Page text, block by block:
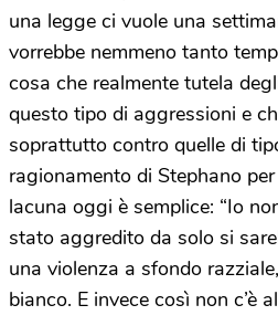
una legge ci vuole una
vorrebbe nemmeno tanto
cosa che realmente tutela
questo tipo di aggressioni e
soprattutto contro quelle di
ragionamento di Stephano
lacuna oggi è semplice: “Io
stato aggredito da solo si
una violenza a sfondo
bianco. E invece così non c’è